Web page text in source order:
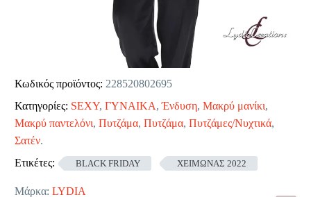
Κωδικός προϊόντος: 228520802695
Κατηγορίες: SEXY, ΓΥΝΑΙΚΑ,Ένδυση, Μακρύ μανίκι,
Μακρύ παντελόνι, Πυτζάμα, Πυτζάμα, Πυτζάμες/Νυχτικά,
Σατέν.
Ετικέτες:
BLACK FRIDAY ΧΕΙΜΩΝΑΣ 2022
Μάρκα: LYDIA